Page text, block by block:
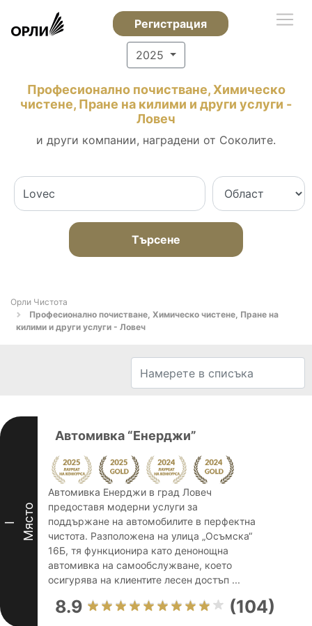
Регистрация
2025
Професионално почистване, Химическо
чистене, Пране на килими и други услуги -
Ловеч
и други компании, наградени от Соколите.
Търсене
Орли Чистота
Професионално почистване, Химическо чистене, Пране на
килими и други услуги - Ловеч
I Място
Автомивка “Енерджи”
Автомивка Енерджи в град Ловеч
предоставя модерни услуги за
поддържане на автомобилите в перфектна
чистота. Разположена на улица „Осъмска“
16Б, тя функционира като денонощна
автомивка на самообслужване, което
осигурява на клиентите лесен достъп ...
8.9 (104)